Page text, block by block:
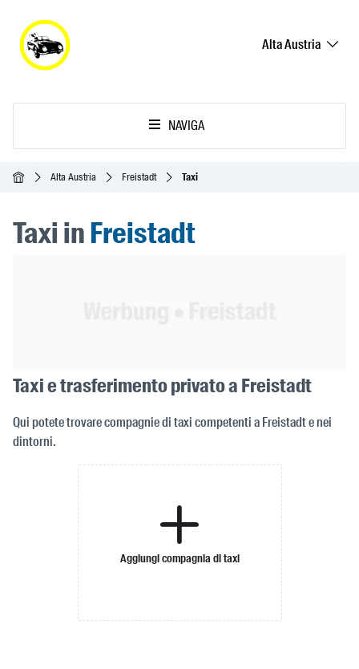
Alta Austria
NAVIGA
Home Alta Austria Freistadt Taxi
Taxi inFreistadt
Taxi e trasferimento privato a Freistadt
Qui potete trovare compagnie di taxi competenti a Freistadt e nei
dintorni.
Aggiungi compagnia di taxi